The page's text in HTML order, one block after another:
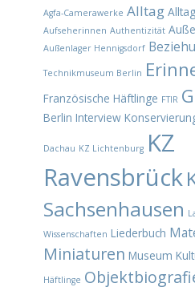
Agfa-Camerawerke Alltag
Aufseherinnen Authentizität
Außenlager Hennigsdorf
Technikmuseum Berlin
Französische Häftlinge FTIR
Berlin Interview
Dachau KZ Lichtenburg KZ
Ravensbrück
Sachsenhausen
Wissenschaften Liederbuch
Miniaturen Museum
Häftlinge